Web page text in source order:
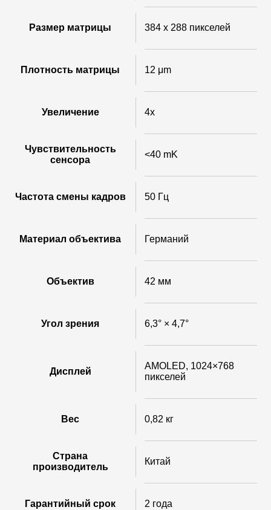
Размер матрицы 384 x 288 пикселей
Плотность матрицы 12 μm
Увеличение 4x
Чувствительность
сенсора
<40 mK
Частота смены кадров 50 Гц
Материал объектива Германий
Объектив 42 мм
Угол зрения 6,3° × 4,7°
Дисплей
AMOLED, 1024×768
пикселей
Вес 0,82 кг
Страна
производитель
Китай
Гарантийный срок 2 года